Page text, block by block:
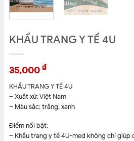
KHẨU TRANG Y TẾ 4U
35,000 ₫
KHẨU TRANG Y TẾ 4U
– Xuất xứ: Việt Nam
– Màu sắc: trắng, xanh
Điểm nổi bật:
– Khẩu trang y tế 4U-med không chỉ giúp